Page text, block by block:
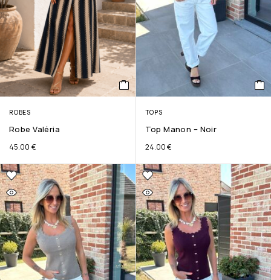
ROBES
Robe Valéria
45.00 €
TOPS
Top Manon – Noir
24.00€